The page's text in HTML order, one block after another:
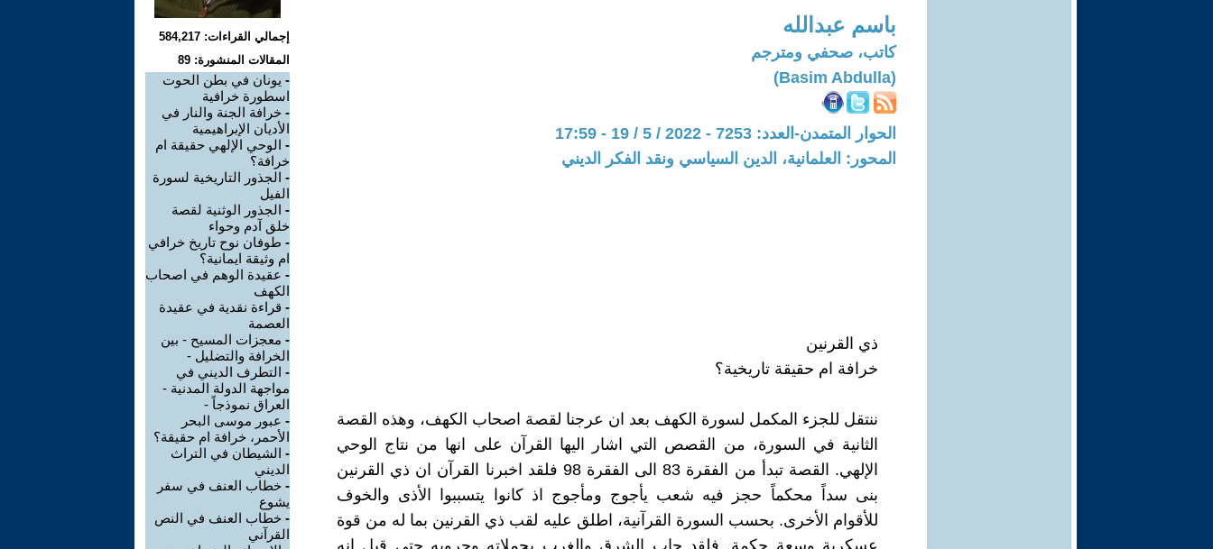
باسم عبدالله
كاتب، صحفي ومترجم
(Basim Abdulla)
الحوار المتمدن-العدد: 7253 - 2022 / 5 / 19 - 17:59
المحور: العلمانية، الدين السياسي ونقد الفكر الديني
ذي القرنين
خرافة ام حقيقة تاريخية؟
ننتقل للجزء المكمل لسورة الكهف بعد ان عرجنا لقصة اصحاب الكهف، وهذه القصة
الثانية في السورة، من القصص التي اشار اليها القرآن على انها من نتاج الوحي
الإلهي. القصة تبدأ من الفقرة 83 الى الفقرة 98 فلقد اخبرنا القرآن ان ذي القرنين
بنى سداً محكماً حجز فيه شعب يأجوج ومأجوج اذ كانوا يتسببوا الأذى والخوف
للأقوام الأخرى. بحسب السورة القرآنية، اطلق عليه لقب ذي القرنين بما له من قوة
عسكرية وسعة حكمة. فلقد جاب الشرق والغرب بحملاته وحروبه حتى قيل انه
إجمالي القراءات: 584,217
المقالات المنشورة: 89
- يونان في بطن الحوت
اسطورة خرافية
- خرافة الجنة والنار في
الأديان الإبراهيمية
- الوحي الإلهي حقيقة ام
خرافة؟
- الجذور التاريخية لسورة
الفيل
- الجذور الوثنية لقصة
خلق آدم وحواء
- طوفان نوح تاريخ خرافي
ام وثيقة ايمانية؟
- عقيدة الوهم في اصحاب
الكهف
- قراءة نقدية في عقيدة
العصمة
- معجزات المسيح - بين
الخرافة والتضليل -
- التطرف الديني في
مواجهة الدولة المدنية -
العراق نموذجاً -
- عبور موسى البحر
الأحمر، خرافة ام حقيقة؟
- الشيطان في التراث
الديني
- خطاب العنف في سفر
يشوع
- خطاب العنف في النص
القرآني